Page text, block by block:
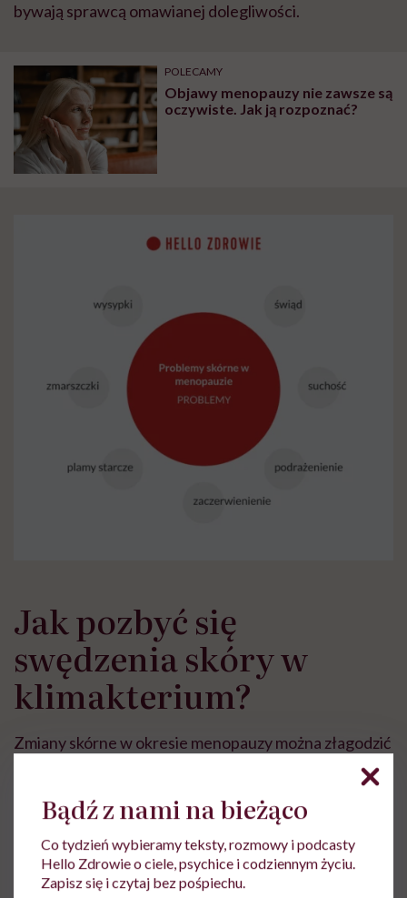
bywają sprawcą omawianej dolegliwości.
POLECAMY
Objawy menopauzy nie zawsze są
oczywiste. Jak ją rozpoznać?
Jak pozbyć się
swędzenia skóry w
klimakterium?
Zmiany skórne w okresie menopauzy można złagodzić
. W tym celu należy
wybierać kremy i sera, które mają za zadanie
przywrócić odpowiednie nawilżenie i jędrność tkanek.
Ważne jest też, by sięgać po produkty do pielęgnacji
przywracające skórzeprawidłowe pH.
Bądź z nami na bieżąco
Co tydzień wybieramy teksty, rozmowy i podcasty
Hello Zdrowie o ciele, psychice i codziennym życiu.
Zapisz się i czytaj bez pośpiechu.